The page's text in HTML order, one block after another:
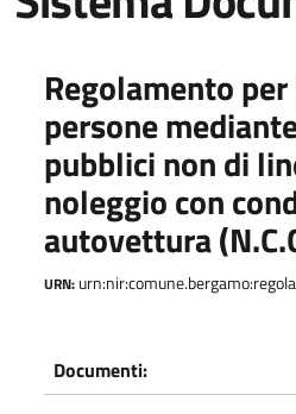
Regolamento
persone
pubblici non di
noleggio con
autovettura
URN:
Documenti: